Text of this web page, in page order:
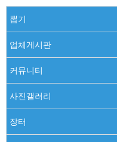
뽑기
업체게시판
커뮤니티
사진갤러리
장터